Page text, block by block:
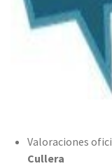
Valoraciones
Cullera